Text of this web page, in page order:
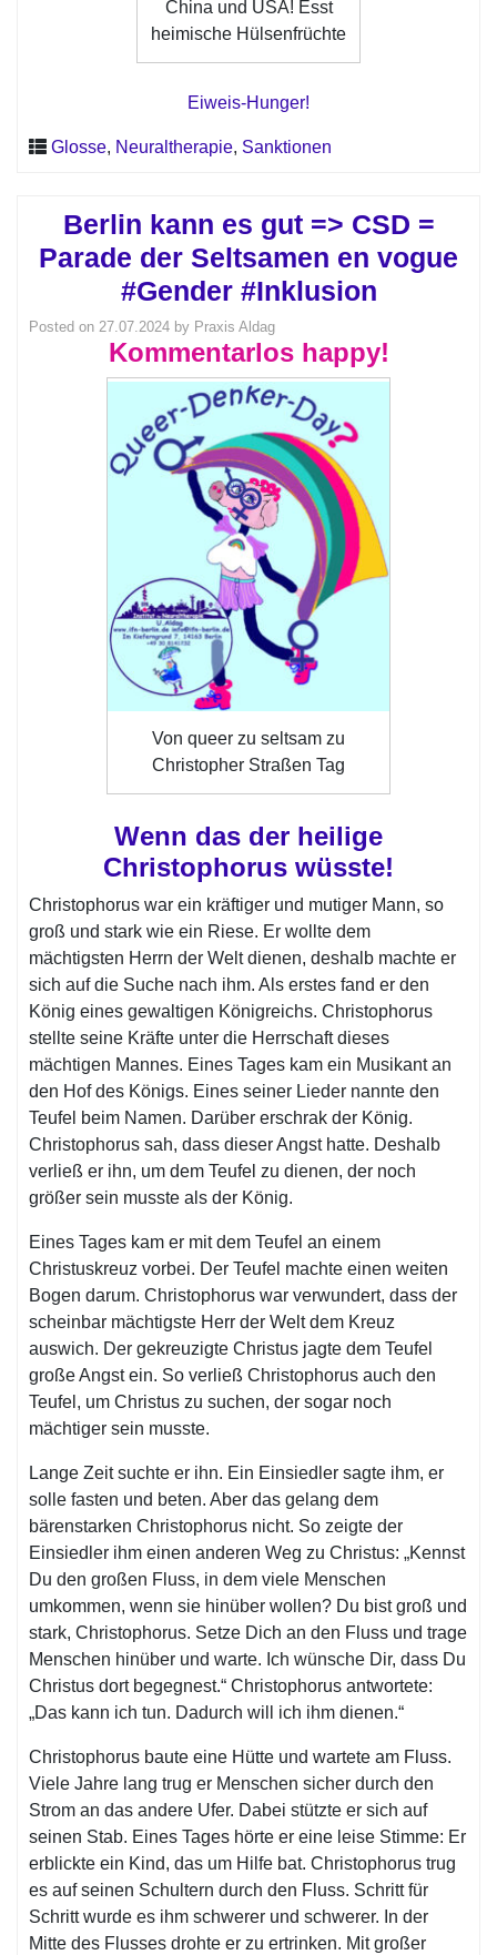
China und USA! Esst
heimische Hülsenfrüchte
Eiweis-Hunger!
Glosse, Neuraltherapie, Sanktionen
Berlin kann es gut => CSD =
Parade der Seltsamen en vogue
#Gender #Inklusion
Posted on 27.07.2024 by Praxis Aldag
Kommentarlos happy!
Von queer zu seltsam zu
Christopher Straßen Tag
Wenn das der heilige
Christophorus wüsste!
Christophorus war ein kräftiger und mutiger Mann, so
groß und stark wie ein Riese. Er wollte dem
mächtigsten Herrn der Welt dienen, deshalb machte er
sich auf die Suche nach ihm. Als erstes fand er den
König eines gewaltigen Königreichs. Christophorus
stellte seine Kräfte unter die Herrschaft dieses
mächtigen Mannes. Eines Tages kam ein Musikant an
den Hof des Königs. Eines seiner Lieder nannte den
Teufel beim Namen. Darüber erschrak der König.
Christophorus sah, dass dieser Angst hatte. Deshalb
verließ er ihn, um dem Teufel zu dienen, der noch
größer sein musste als der König.
Eines Tages kam er mit dem Teufel an einem
Christuskreuz vorbei. Der Teufel machte einen weiten
Bogen darum. Christophorus war verwundert, dass der
scheinbar mächtigste Herr der Welt dem Kreuz
auswich. Der gekreuzigte Christus jagte dem Teufel
große Angst ein. So verließ Christophorus auch den
Teufel, um Christus zu suchen, der sogar noch
mächtiger sein musste.
Lange Zeit suchte er ihn. Ein Einsiedler sagte ihm, er
solle fasten und beten. Aber das gelang dem
bärenstarken Christophorus nicht. So zeigte der
Einsiedler ihm einen anderen Weg zu Christus: „Kennst
Du den großen Fluss, in dem viele Menschen
umkommen, wenn sie hinüber wollen? Du bist groß und
stark, Christophorus. Setze Dich an den Fluss und trage
Menschen hinüber und warte. Ich wünsche Dir, dass Du
Christus dort begegnest.“ Christophorus antwortete:
„Das kann ich tun. Dadurch will ich ihm dienen.“
Christophorus baute eine Hütte und wartete am Fluss.
Viele Jahre lang trug er Menschen sicher durch den
Strom an das andere Ufer. Dabei stützte er sich auf
seinen Stab. Eines Tages hörte er eine leise Stimme: Er
erblickte ein Kind, das um Hilfe bat. Christophorus trug
es auf seinen Schultern durch den Fluss. Schritt für
Schritt wurde es ihm schwerer und schwerer. In der
Mitte des Flusses drohte er zu ertrinken. Mit großer